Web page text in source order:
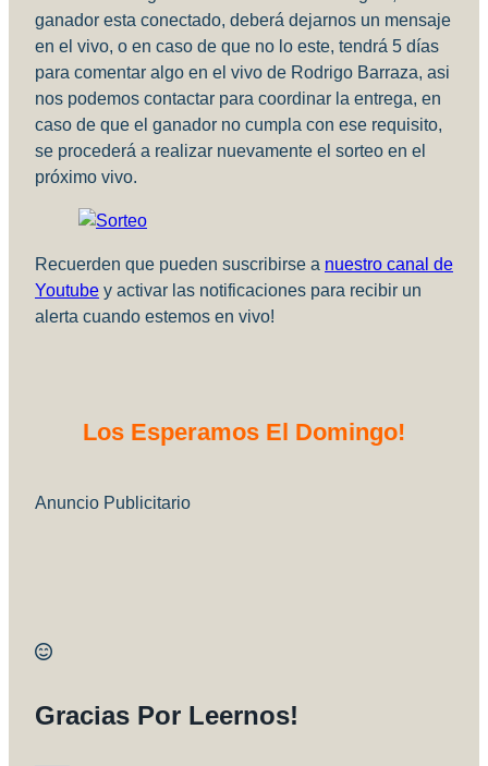
ganador esta conectado, deberá dejarnos un mensaje
en el vivo, o en caso de que no lo este, tendrá 5 días
para comentar algo en el vivo de Rodrigo Barraza, asi
nos podemos contactar para coordinar la entrega, en
caso de que el ganador no cumpla con ese requisito,
se procederá a realizar nuevamente el sorteo en el
próximo vivo.
Recuerden que pueden suscribirse a nuestro canal de
Youtube y activar las notificaciones para recibir un
alerta cuando estemos en vivo!
Los Esperamos El Domingo!
Anuncio Publicitario
Gracias Por Leernos!